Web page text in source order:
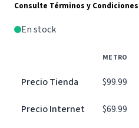
Consulte Términos y
En stock
METRO
Precio Tienda $99.99
Precio Internet $69.99